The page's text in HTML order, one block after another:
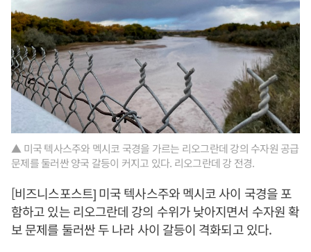
▲ 미국 텍사스주와 멕시코 국경을 가르는 리오그란데 강의 수자원 공급
문제를 둘러싼 양국 갈등이 커지고 있다. 리오그란데 강 전경.
[비즈니스포스트] 미국 텍사스주와 멕시코 사이 국경을 포
함하고 있는 리오그란데 강의 수위가 낮아지면서 수자원 확
보 문제를 둘러싼 두 나라 사이 갈등이 격화되고 있다.